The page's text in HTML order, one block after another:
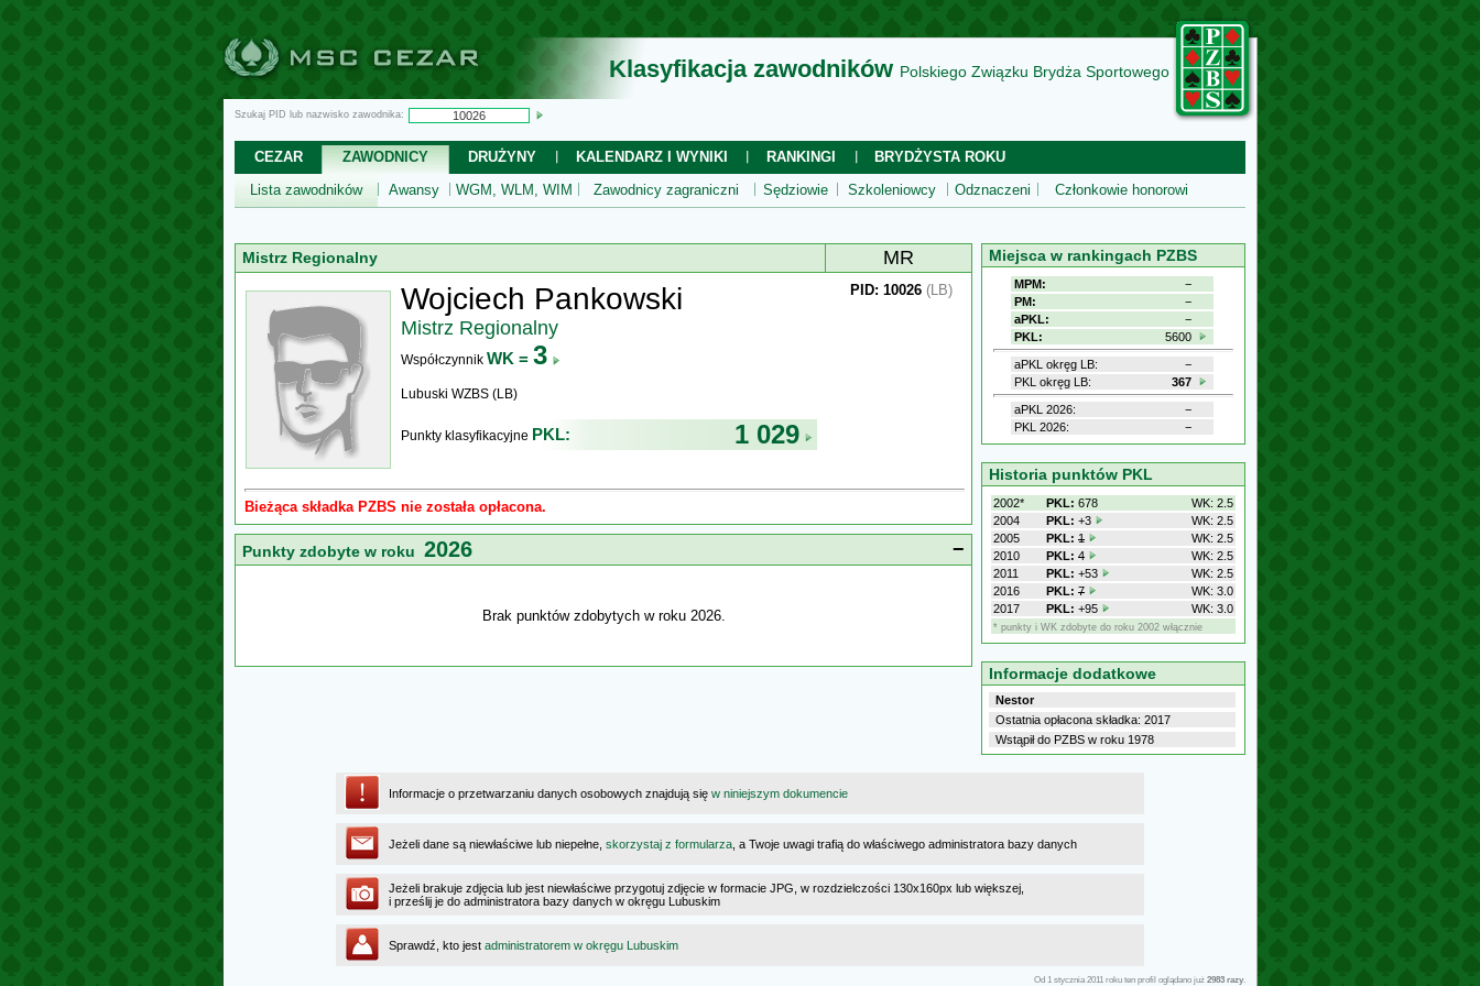
Klasyfikacja zawodników Polskiego Związku Brydża Sportowego
Szukaj PID lub nazwisko zawodnika:
CEZAR ZAWODNICY DRUŻYNY KALENDARZ I WYNIKI RANKINGI
BRYDŻYSTA ROKU
Lista zawodników
Awansy WGM, WLM, WIM Zawodnicy zagraniczni Sędziowie Szkoleniowcy Odznaczeni Członkowie honorowi
Mistrz Regionalny MR
Wojciech Pankowski
Mistrz Regionalny
Współczynnik WK = 3
Lubuski WZBS (LB)
Punkty klasyfikacyjne PKL: 1 029
PID: 10026 (LB)
Bieżąca składka PZBS nie została opłacona.
Punkty zdobyte w roku 2026 −
Brak punktów zdobytych w roku 2026.
Miejsca w rankingach PZBS
MPM:
−
PM:
−
aPKL:
−
PKL:
5600
aPKL okręg LB:
−
PKL okręg LB:
367
aPKL 2026:
−
PKL 2026:
−
Historia punktów PKL
2002* PKL: 678
WK: 2.5
2004
PKL: +3
WK: 2.5
2005
PKL: 1
WK: 2.5
2010
PKL: 4
WK: 2.5
2011
PKL: +53
WK: 2.5
2016
PKL: 7
WK: 3.0
2017
PKL: +95 WK: 3.0
* punkty i WK zdobyte do roku 2002 włącznie
Informacje dodatkowe
Nestor
Ostatnia opłacona składka: 2017
Wstąpił do PZBS w roku 1978
Informacje o przetwarzaniu danych osobowych znajdują się w niniejszym dokumencie
Jeżeli dane są niewłaściwe lub niepełne, skorzystaj z formularza , a Twoje uwagi trafią do właściwego administratora bazy danych
Jeżeli brakuje zdjęcia lub jest niewłaściwe przygotuj zdjęcie w formacie JPG, w rozdzielczości 130x160px lub większej,
i prześlij je do administratora bazy danych w okręgu Lubuskim
Sprawdź, kto jest administratorem w okręgu Lubuskim
Od 1 stycznia 2011 roku ten profil oglądano już 2983 razy.